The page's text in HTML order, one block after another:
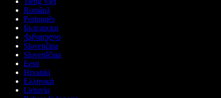
Română
Português
Български
ქართული
Slovenčina
Slovenščina
Eesti
Hrvatski
Ελληνικά
Lietuvių